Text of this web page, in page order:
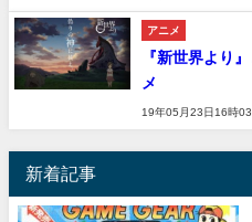
アニメ
『新世界より
メ
19年05月23日16時
新着記事